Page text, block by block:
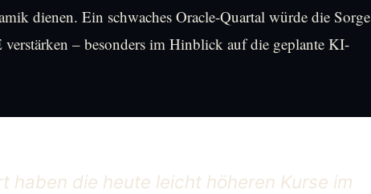
dienen. Ein schwaches Oracle-Quartal würde die Sorge
– besonders im Hinblick auf die geplante KI-
haben die heute leicht höheren Kurse im